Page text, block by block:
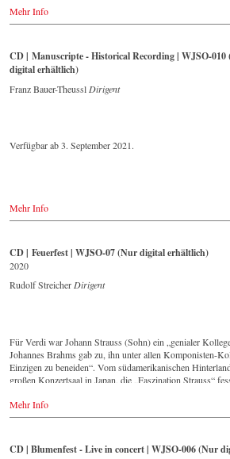
Diese digital überarbeite historische Aufnahme aus den
mit 42 Musikern – ist Zeugnis für die nach wie vor
Lebendigkeit, Genialität und Aktualität dieser Musik.
Neben den 2016 im hauseigenen Label neu erschienenen
Diese digital überarbeite Aufnahme aus den 1970er Jahren
Mehr Info
CD | Manuscripte - Historical Recording | WJSO-010
digital erhältlich)
Franz Bauer-Theussl Dirigent
Verfügbar ab 3. September 2021.
Mehr Info
CD | Feuerfest | WJSO-07 (Nur digital erhältlich)
2020
Rudolf Streicher Dirigent
Für Verdi war Johann Strauss (Sohn) ein „genialer
Johannes Brahms gab zu, ihn unter allen Komponisten-
Einzigen zu beneiden“. Vom südamerikanischen
großen Konzertsaal in Japan, die „Faszination Strauss“
Diese digital überarbeite historische Aufnahme von 1991
Musikern – ist Zeugnis für die nach wie vor bestehende
Genialität und Aktualität dieser Musik.
Mehr Info
CD | Blumenfest - Live in concert | WJSO-006 (Nur